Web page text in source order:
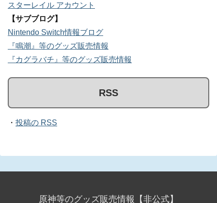
スターレイル アカウント
【サブブログ】
Nintendo Switch情報ブログ
『鳴潮』等のグッズ販売情報
『カグラバチ』等のグッズ販売情報
RSS
・ 投稿の RSS
原神等のグッズ販売情報【非公式】